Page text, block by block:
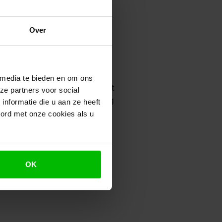
Over
te bieden en om ons
partners voor social
die u aan ze heeft
met onze cookies als u
OK
dat de
langer blijft bestaan.
worden ingevoerd. Door het
samenhangende regeling
niet meer haalbaar.
verdeling van
maakt deel uit van het
voor niet-